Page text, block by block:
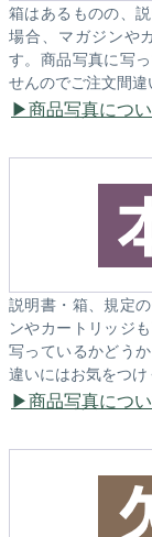
箱はあるものの、
場合、マガジンや
す。商品写真に写
せんのでご注文間違
商品写真につ
説明書・箱、規定
ンやカートリッジ
写っているかどう
違いにはお気をつけ
商品写真につ